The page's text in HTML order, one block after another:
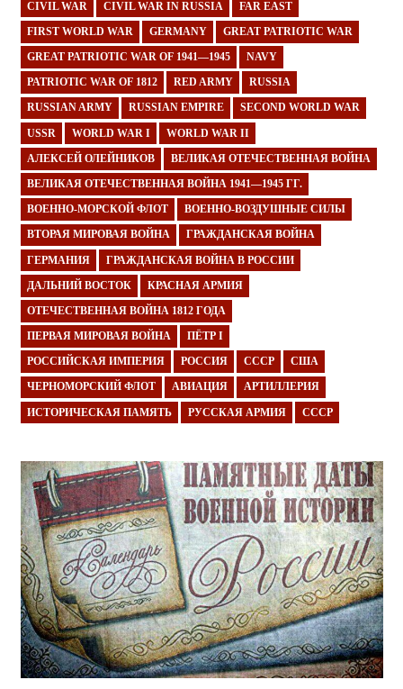
CIVIL WAR CIVIL WAR IN RUSSIA FAR EAST
FIRST WORLD WAR GERMANY GREAT PATRIOTIC WAR
GREAT PATRIOTIC WAR OF 1941—1945 NAVY
PATRIOTIC WAR OF 1812 RED ARMY RUSSIA
RUSSIAN ARMY RUSSIAN EMPIRE SECOND WORLD WAR
USSR WORLD WAR I WORLD WAR II
АЛЕКСЕЙ ОЛЕЙНИКОВ ВЕЛИКАЯ ОТЕЧЕСТВЕННАЯ ВОЙНА
ВЕЛИКАЯ ОТЕЧЕСТВЕННАЯ ВОЙНА 1941—1945 ГГ.
ВОЕННО-МОРСКОЙ ФЛОТ ВОЕННО-ВОЗДУШНЫЕ СИЛЫ
ВТОРАЯ МИРОВАЯ ВОЙНА ГРАЖДАНСКАЯ ВОЙНА
ГЕРМАНИЯ ГРАЖДАНСКАЯ ВОЙНА В РОССИИ
ДАЛЬНИЙ ВОСТОК КРАСНАЯ АРМИЯ
ОТЕЧЕСТВЕННАЯ ВОЙНА 1812 ГОДА
ПЕРВАЯ МИРОВАЯ ВОЙНА ПЁТР I
РОССИЙСКАЯ ИМПЕРИЯ РОССИЯ СССР США
ЧЕРНОМОРСКИЙ ФЛОТ АВИАЦИЯ АРТИЛЛЕРИЯ
ИСТОРИЧЕСКАЯ ПАМЯТЬ РУССКАЯ АРМИЯ СССР